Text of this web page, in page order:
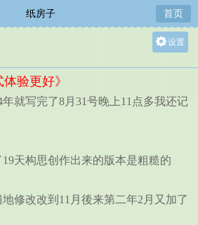
纸房子 首页
设置
中
验更好》
写完了8月31号晚上11点多我还记
天构思创作出来的版本是粗糙的
改改到11月後来第二年2月又加了